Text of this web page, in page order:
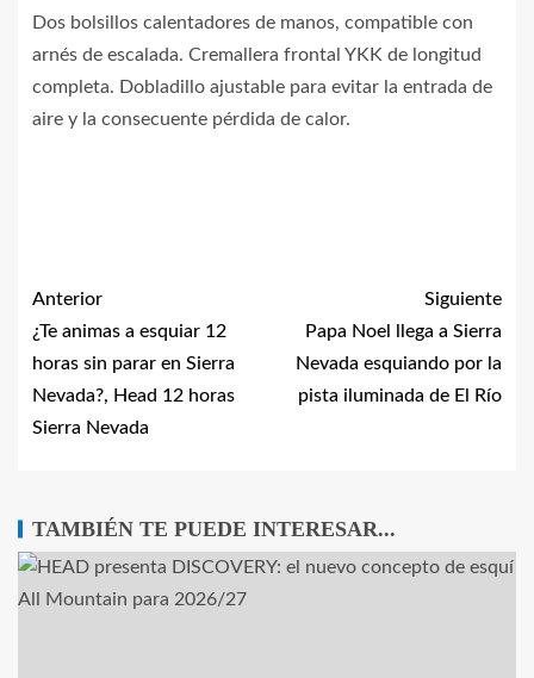
Dos bolsillos calentadores de manos, compatible con
arnés de escalada. Cremallera frontal YKK de longitud
completa. Dobladillo ajustable para evitar la entrada de
aire y la consecuente pérdida de calor.
Anterior
¿Te animas a esquiar 12
horas sin parar en Sierra
Nevada?, Head 12 horas
Sierra Nevada
Siguiente
Papa Noel llega a Sierra
Nevada esquiando por la
pista iluminada de El Río
TAMBIÉN TE PUEDE INTERESAR...